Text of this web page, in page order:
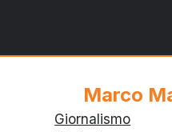
Marco
Giornalismo